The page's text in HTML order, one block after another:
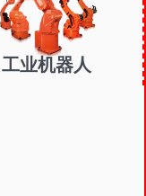
工业机器人